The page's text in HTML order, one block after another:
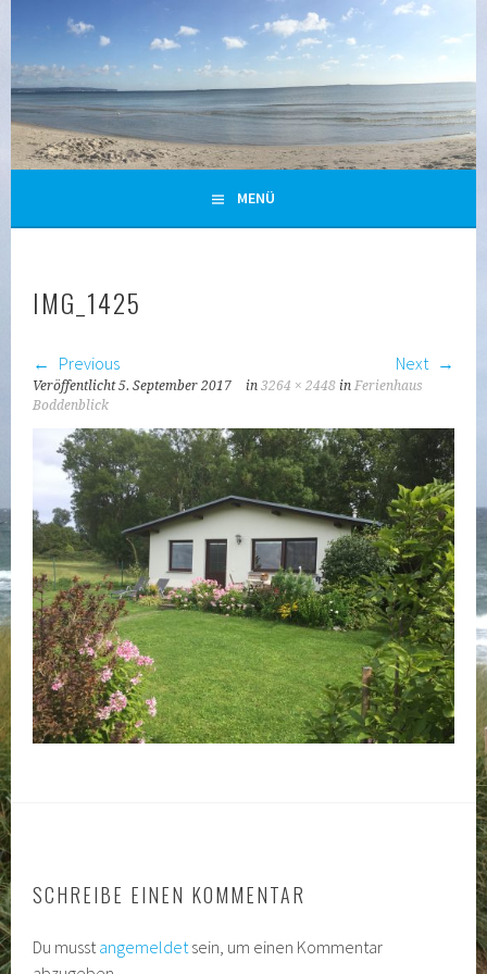
Inhalt
springen
URLAUB IN GLOWE/POLCHOW AUF RÜGEN
MENÜ
IMG_1425
Previous Next
Veröffentlicht5. September 2017 in3264 × 2448 inFerienhaus
Boddenblick
SCHREIBE EINEN KOMMENTAR
Du musstangemeldetsein, um einen Kommentar